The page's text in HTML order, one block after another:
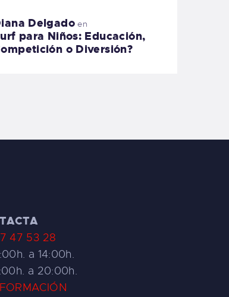
Delgadoen
para Niños: Educación,
o Diversión?
47 53 28
a 14:00h.
a 20:00h.